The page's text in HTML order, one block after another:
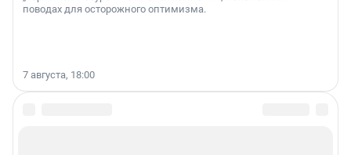
поводах для осторожного оптимизма.
7 августа, 18:00